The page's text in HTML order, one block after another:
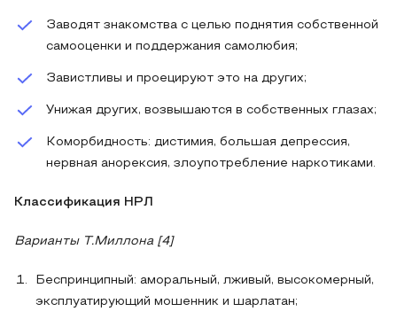
Заводят знакомства с целью поднятия собственной
самооценки и поддержания самолюбия;
Завистливы и проецируют это на других;
Унижая других, возвышаются в собственных глазах;
Коморбидность: дистимия, большая депрессия,
нервная анорексия, злоупотребление наркотиками.
Классификация НРЛ
Варианты Т.Миллона [4]
Беспринципный: аморальный, лживый, высокомерный,
эксплуатирующий мошенник и шарлатан;